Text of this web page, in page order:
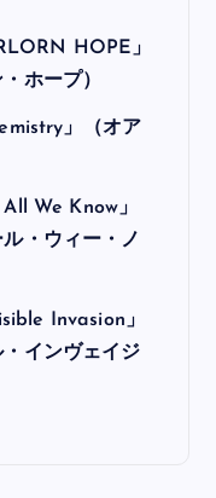
THE
イキング・
HOPE」